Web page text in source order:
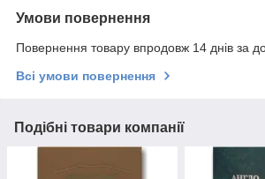
Умови повернення
Повернення товару впродовж 14 днів за
Всі умови повернення
Подібні товари компанії